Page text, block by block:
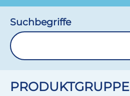
Suchbegriffe
PRODUKTGRUPPE